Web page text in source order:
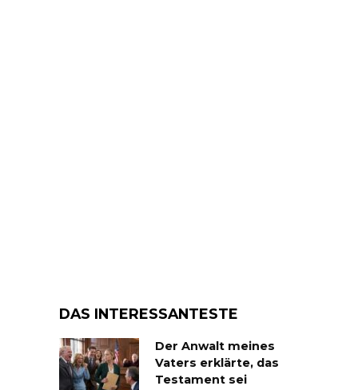
DAS INTERESSANTESTE
Der Anwalt meines
Vaters erklärte, das
Testament sei